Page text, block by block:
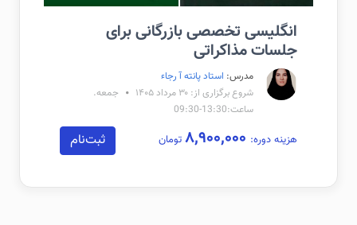
انگلیسی تخصصی بازرگانی برای
جلسات مذاکراتی
مدرس: استاد پانته آ رجاء
شروع برگزاری از: ۳۰ مرداد ۱۴۰۵
جمعه.
ساعت:13:30-09:30
هزینه دوره: تومان ثبت‌نام